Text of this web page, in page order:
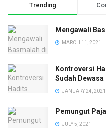
Trending
Mengawali
MARCH 11, 2021
Kontroversi
Sudah Dewasa
JANUARY 24, 2021
Pemungut
JULY 5, 2021